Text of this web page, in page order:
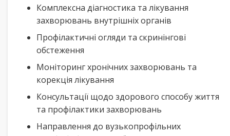
Комплексна діагностика та лікування
захворювань внутрішніх органів
Профілактичні огляди та скринінгові
обстеження
Моніторинг хронічних захворювань та
корекція лікування
Консультації щодо здорового способу життя
та профілактики захворювань
Направлення до вузькопрофільних